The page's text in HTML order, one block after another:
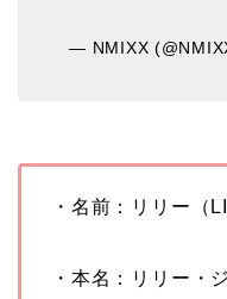
— NMIXX
・名前：リリー（
・本名：リリー・